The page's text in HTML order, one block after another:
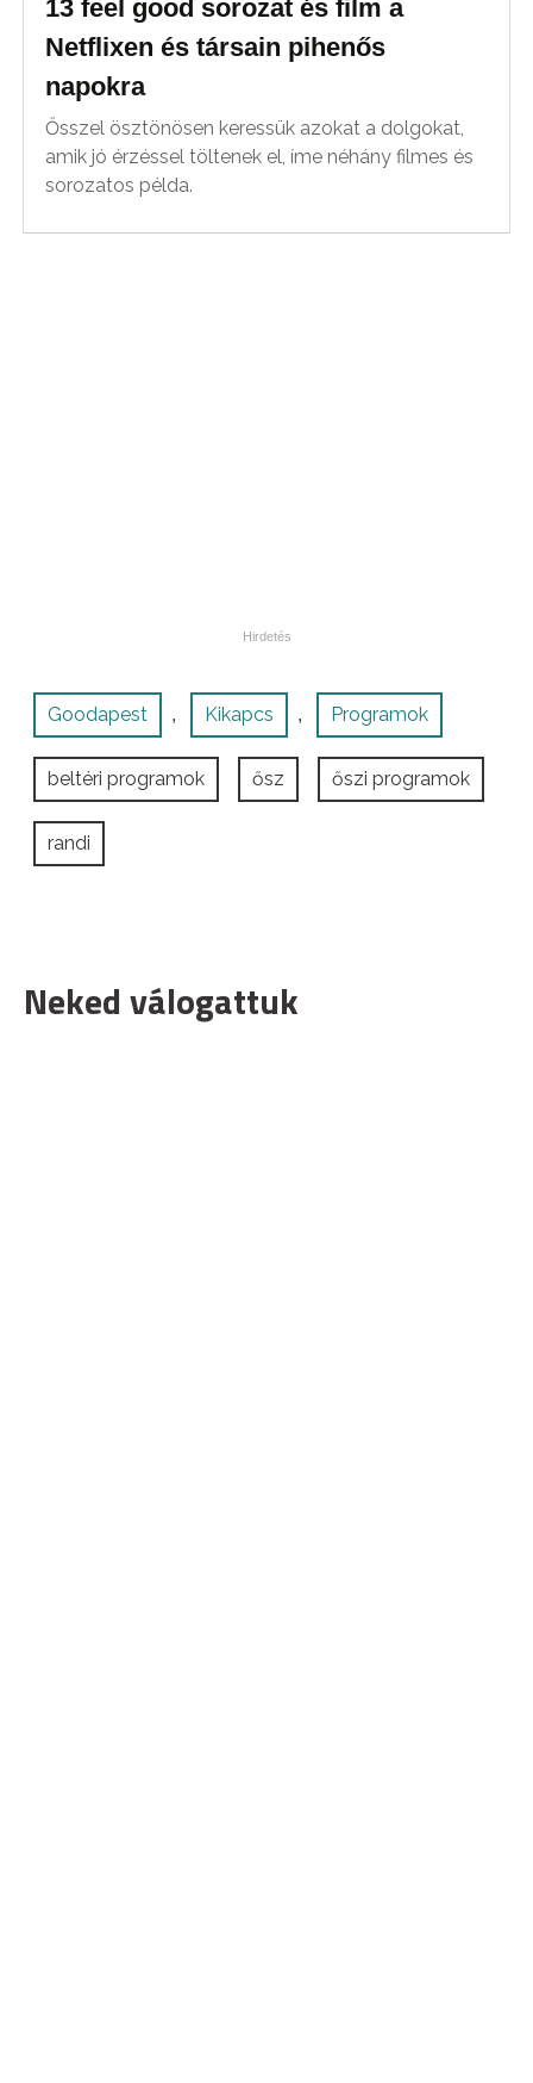
13 feel good sorozat és film a
Netflixen és társain pihenős
napokra
Ősszel ösztönösen keressük azokat a dolgokat,
amik jó érzéssel töltenek el, íme néhány filmes és
sorozatos példa.
Goodapest , Kikapcs , Programok
beltéri programok ősz őszi programok
randi
Neked válogattuk